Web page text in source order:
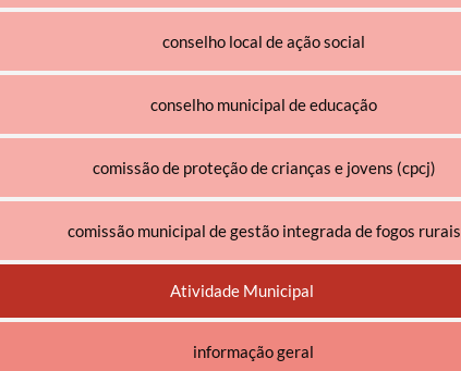
conselho local de ação social
conselho municipal de educação
comissão de proteção de crianças e jovens (cpcj)
comissão municipal de gestão integrada de fogos rurais
Atividade Municipal
informação geral